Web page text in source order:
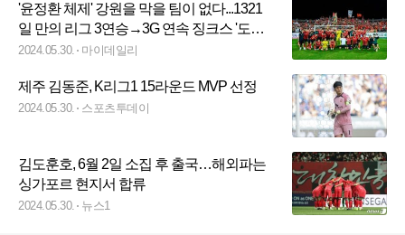
'윤정환 체제' 강원을 막을 팀이 없다...1321
일 만의 리그 3연승→3G 연속 징크스 '도장
깨기'
2024.05.30. 마이데일리
제주 김동준, K리그1 15라운드 MVP 선정
2024.05.30. 스포츠투데이
김도훈호, 6월 2일 소집 후 출국…해외파는
싱가포르 현지서 합류
2024.05.30. 뉴스1